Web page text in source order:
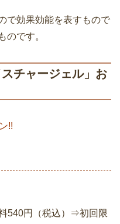
で効果効能を表すもので
のです。
チャージェル」お
!!
540円（税込）⇒初回限